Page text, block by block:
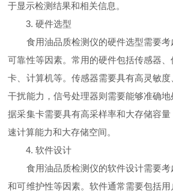
于显示检测结果和相关信息。
3. 硬件选型
食用油品质检测仪的硬件选型需要考
可靠性等因素。常用的硬件包括传感器、
卡、计算机等。传感器需要具有高灵敏度
干扰能力，信号处理器则需要能够准确
据采集卡需要具有高采样率和大存储容
速计算能力和大存储空间。
4. 软件设计
食用油品质检测仪的软件设计需要考
和可维护性等因素。软件通常需要包括